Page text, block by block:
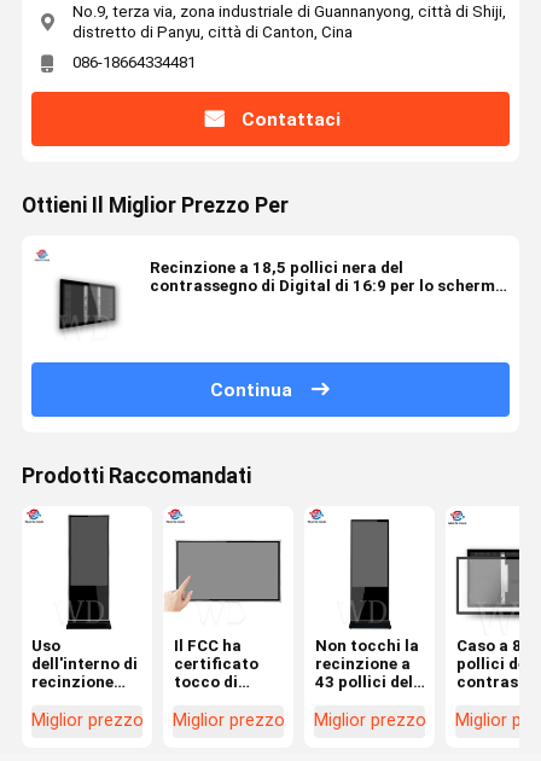
No.9, terza via, zona industriale di Guannanyong, città di Shiji,
distretto di Panyu, città di Canton, Cina
086-18664334481
Contattaci
Ottieni Il Miglior Prezzo Per
Recinzione a 18,5 pollici nera del
contrassegno di Digital di 16:9 per lo schermo
Continua
Prodotti Raccomandati
Uso
dell'interno di
recinzione
monitor del
Miglior prezzo
Il FCC ha
certificato
tocco di
touch screen
Miglior prezzo
Non tocchi la
recinzione a
43 pollici del
di Digital di
Miglior prezzo
Caso a 86
pollici del
dell'alto
Miglior